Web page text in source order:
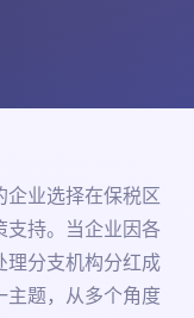
企业选择在保税区
支持。当企业因各
理分支机构分红成
主题，从多个角度